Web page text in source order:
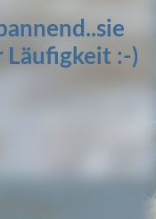
Läufigkeit :-)